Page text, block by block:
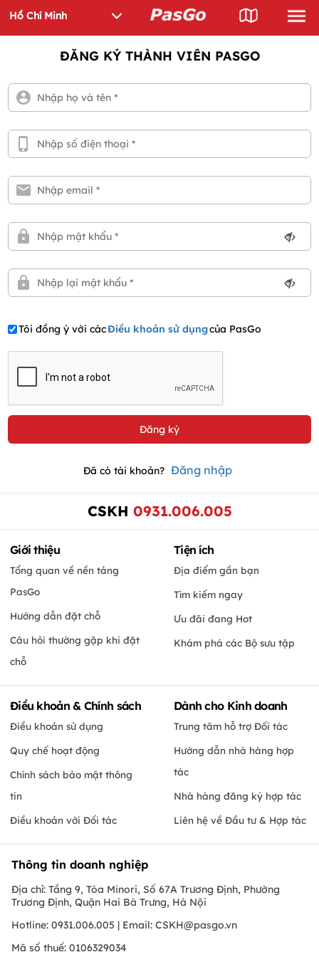
ĐĂNG KÝ THÀNH VIÊN PASGO
Tôi đồng ý với cácĐiều khoản sử dụngcủa PasGo
Đã có tài khoản? Đăng nhập
CSKH 0931.006.005
Giới thiệu
Tổng quan về nền tảng
PasGo
Hướng dẫn đặt chỗ
Câu hỏi thường gặp khi đặt
chỗ
Tiện ích
Địa điểm gần bạn
Tìm kiếm ngay
Ưu đãi đang Hot
Khám phá các Bộ sưu tập
Điều khoản & Chính sách
Điều khoản sử dụng
Quy chế hoạt động
Chính sách bảo mật thông
tin
Điều khoản với Đối tác
Dành cho Kinh doanh
Trung tâm hỗ trợ Đối tác
Hướng dẫn nhà hàng hợp
tác
Nhà hàng đăng ký hợp tác
Liên hệ về Đầu tư & Hợp tác
Thông tin doanh nghiệp
Địa chỉ: Tầng 9, Tòa Minori, Số 67A Trương Định, Phường
Trương Định, Quận Hai Bà Trưng, Hà Nội
Hotline: 0931.006.005 | Email: CSKH@pasgo.vn
Mã số thuế: 0106329034